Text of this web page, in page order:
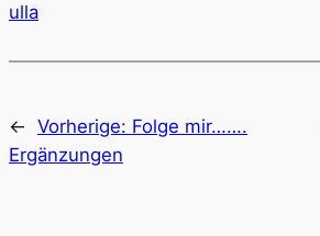
ulla
← Vorherige: Folge mir…….
Ergänzungen